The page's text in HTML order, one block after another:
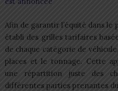
Afin de garantir l’équité dans le
établi des grilles tarifaires
de chaque catégorie de
places et le tonnage. Cette
une répartition juste des
différentes parties prenantes